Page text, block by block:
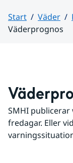
Start Väder
Väderprognos
SMHI
fredagar. Eller